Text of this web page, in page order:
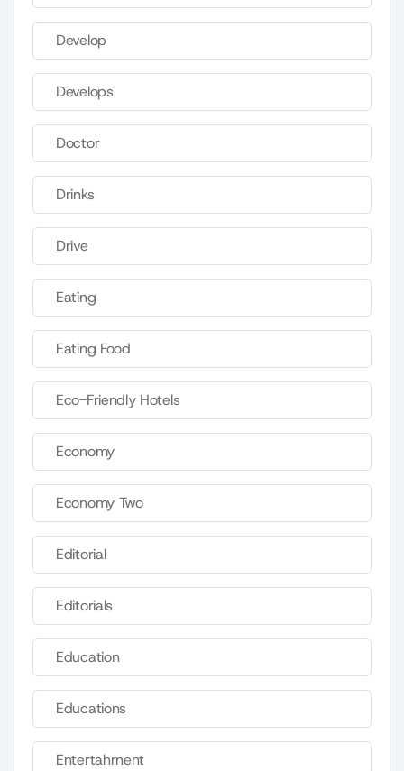
Develop
Develops
Doctor
Drinks
Drive
Eating
Eating Food
Eco-Friendly Hotels
Economy
Economy Two
Editorial
Editorials
Education
Educations
Entertahrnent